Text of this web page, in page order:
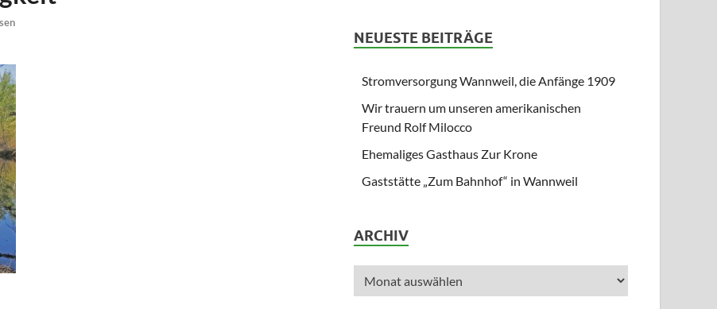
NEUESTE BEITRÄGE
Stromversorgung Wannweil, die Anfänge 1909
Wir trauern um unseren amerikanischen
Freund Rolf Milocco
Ehemaliges Gasthaus Zur Krone
Gaststätte „Zum Bahnhof“ in Wannweil
ARCHIV